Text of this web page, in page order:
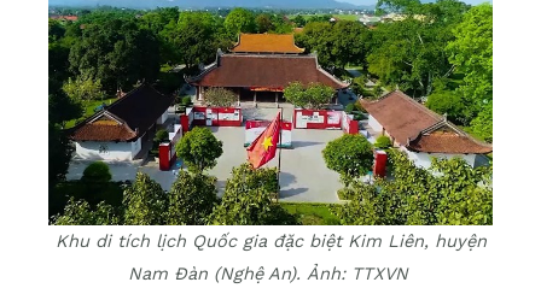
Khu di tích lịch Quốc gia đặc biệt Kim Liên, huyện
Nam Đàn (Nghệ An). Ảnh: TTXVN